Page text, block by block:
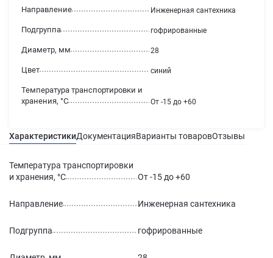
Температура транспортировки и
хранения, °С
От -15 до +60
Направление Инженерная сантехника
Подгруппа гофрированные
Диаметр, мм 28
Цвет синий
ХарактеристикиДокументацияВарианты товаровОтзывы
Температура транспортировки
и хранения, °С
От -15 до +60
Направление Инженерная сантехника
Подгруппа гофрированные